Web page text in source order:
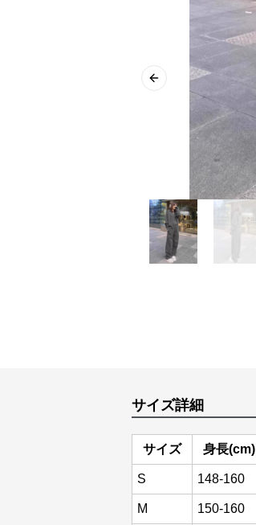
Previous slide
サイズ詳細
サイズ 身長(cm)
S 148-160
M 150-160